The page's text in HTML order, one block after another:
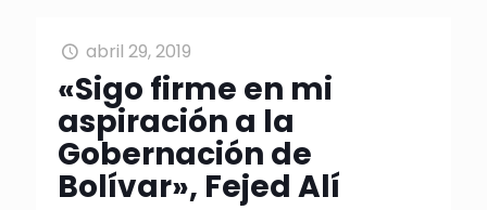
abril 29, 2019
«Sigo firme en mi
aspiración a la
Gobernación de
Bolívar», Fejed Alí